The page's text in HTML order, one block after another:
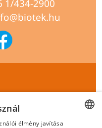
1/434-2900
élmény javítása